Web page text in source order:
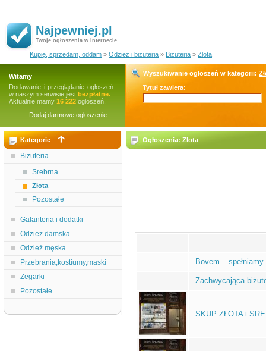
Najpewniej.pl
Twoje ogłoszenia w Internecie..
Kupię, sprzedam, oddam » Odzież i biżuteria » Biżuteria » Złota
Witamy
Dodawanie i przeglądanie ogłoszeń
w naszym serwisie jest bezpłatne.
Aktualnie mamy 16 222 ogłoszeń.
Dodaj darmowe ogłoszenie…
Wyszukiwanie ogłoszeń w kategorii:
Tytuł zawiera:
Kategorie
Biżuteria
Srebrna
Złota
Pozostałe
Galanteria i dodatki
Odzież damska
Odzież męska
Przebrania,kostiumy,maski
Zegarki
Pozostałe
Ogłoszenia: Złota
Bovem –
Zachwycająca
SKUP ZŁOTA i